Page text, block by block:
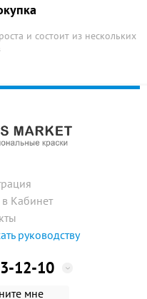
и состоит из нескольких
Кабинет
руководству
12-10
мне